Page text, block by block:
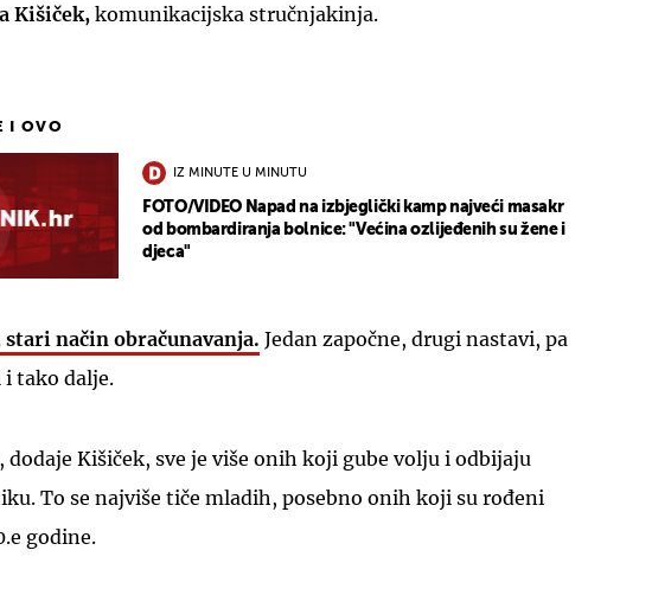
Kišiček,komunikacijska stručnjakinja.
I OVO
IZ MINUTE U MINUTU
FOTO/VIDEO Napad na izbjeglički kamp najveći masakr
od bombardiranja bolnice: "Većina ozlijeđenih su žene i
djeca"
stari način obračunavanja. Jedan započne, drugi nastavi, pa
tako dalje.
dodaje Kišiček, sve je više onih koji gube volju i odbijaju
To se najviše tiče mladih, posebno onih koji su rođeni
godine.
UKLJUČITE NOTIFIKACIJE